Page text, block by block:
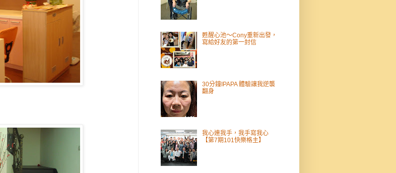
甦醒心池～Cony重新出發，
寫給好友的第一封信
30分鐘IPAPA 體驗讓我逆襲
翻身
我心連我手，我手寫我心
【第7期101快樂格主】